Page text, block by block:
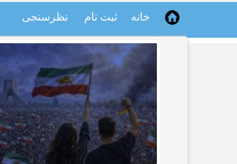
خانه ثبت نام نظرسنجی